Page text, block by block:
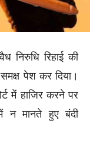
निरुधि रिहाई की
पेश कर दिया।
में हाजिर करने पर
न मानते हुए बंदी